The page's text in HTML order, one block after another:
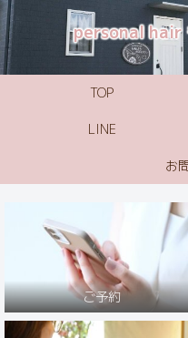
personal hair
TOP
LINE
お
ご予約